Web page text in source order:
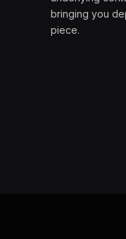
bringing you
piece.